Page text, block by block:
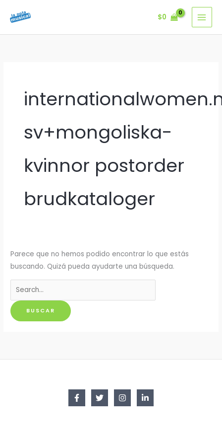
$0
sv+mongoliska-
kvinnor postorder
brudkataloger
Parece que no hemos podido encontrar lo que estás
buscando. Quizá pueda ayudarte una búsqueda.
Buscar
por: